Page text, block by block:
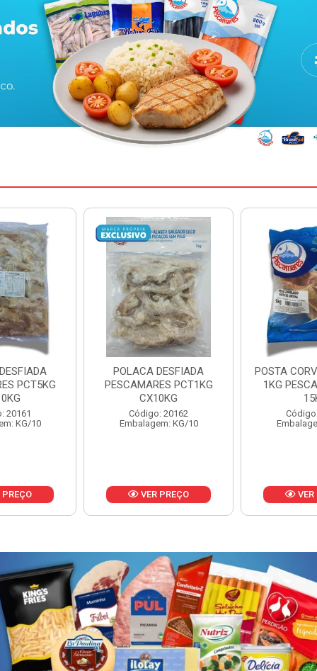
PCT1KG
20162
KG/10
PREÇO
POSTA CORVINA PACOTE
1KG PESCAMARES CX
15KG
Código: 22469
Embalagem: KG/15
VER PREÇO VER